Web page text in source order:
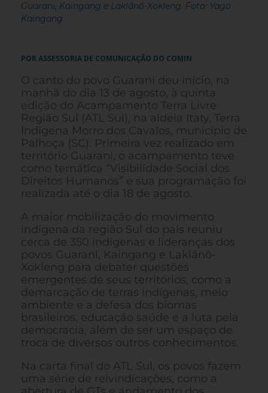
Guarani, Kaingang e Laklãnõ-Xokleng. Foto: Yago
Kaingang
POR ASSESSORIA DE COMUNICAÇÃO DO COMIN
O canto do povo Guarani deu início, na
manhã do dia 13 de agosto, à quinta
edição do Acampamento Terra Livre
Região Sul (ATL Sul), na aldeia Itaty, Terra
Indígena Morro dos Cavalos, município de
Palhoça (SC). Primeira vez realizado em
território Guarani, o acampamento teve
como temática “Visibilidade Social dos
Direitos Humanos” e sua programação foi
realizada até o dia 18 de agosto.
A maior mobilização do movimento
indígena da região Sul do país reuniu
cerca de 350 indígenas e lideranças dos
povos Guarani, Kaingang e Laklãnõ-
Xokleng para debater questões
emergentes de seus territórios, como a
demarcação de terras indígenas, meio
ambiente e a defesa dos biomas
brasileiros, educação saúde e a luta pela
democracia, além de ser um espaço de
troca de diversos outros conhecimentos.
Na carta final do ATL Sul, os povos fazem
uma série de reivindicações, como a